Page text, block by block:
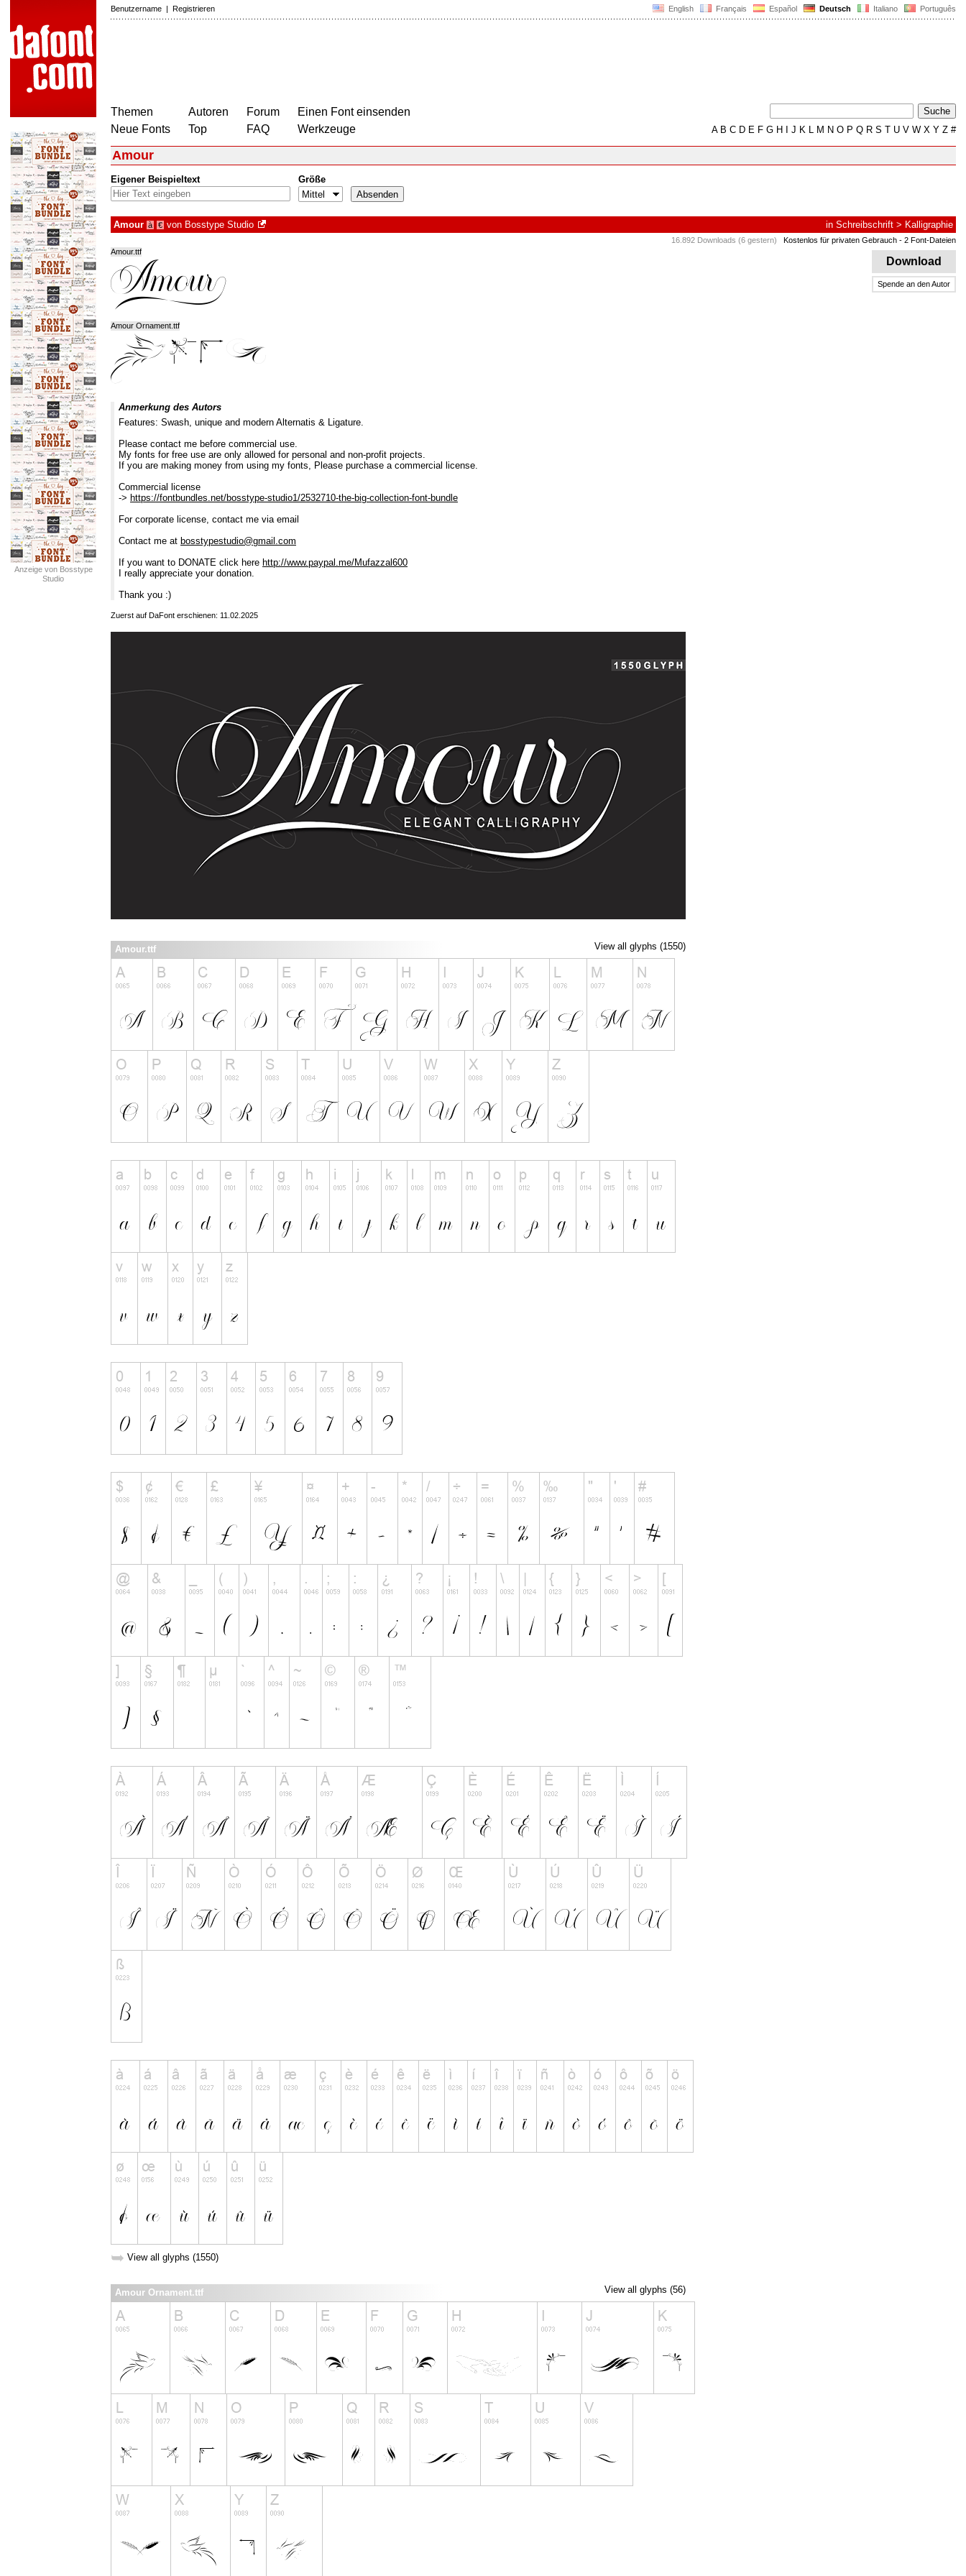
English Français Español Deutsch Italiano Português
Benutzername | Registrieren
Themen
Neue Fonts
Autoren
Top
Forum
FAQ
Einen Font einsenden
Werkzeuge
AB C D E F G H J K L M N O P Q R S T U V W X Y Z #
Anzeige von Bosstype
Studio
Amour
Eigener Beispieltext Größe
Amour à € von Bosstype Studio in Schreibschrift > Kalligraphie
16.892 Downloads (6 gestern) Kostenlos für privaten Gebrauch - 2 Font-Dateien
Download
Spende an den Autor
Amour.ttf
Amour Ornament.ttf
Anmerkung des Autors
Features: Swash, unique and modern Alternatis & Ligature.
Please contact me before commercial use.
My fonts for free use are only allowed for personal and non-profit projects.
If you are making money from using my fonts, Please purchase a commercial license.
Commercial license
-> https://fontbundles.net/bosstype-studio1/2532710-the-big-collection-font-bundle
For corporate license, contact me via email
Contact me at bosstypestudio@gmail.com
If you want to DONATE click here http://www.paypal.me/Mufazzal600
I really appreciate your donation.
Thank you :)
Zuerst auf DaFont erschienen: 11.02.2025
View all glyphs (1550)
Amour.ttf
➥ View all glyphs (1550)
View all glyphs (56)
Amour Ornament.ttf